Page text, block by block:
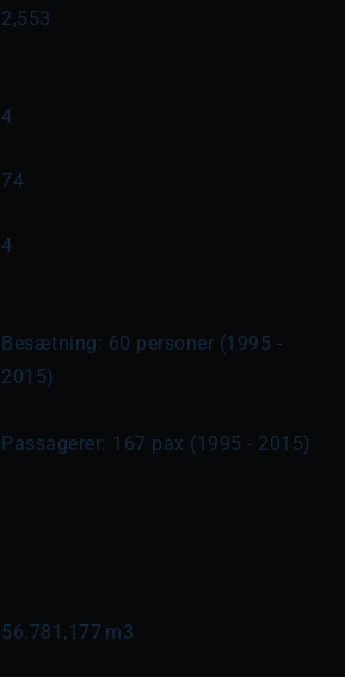
2,553
4
74
4
Besætning: 60 personer (1995 -
2015)
Passagerer: 167 pax (1995 - 2015)
56.781,177 m3